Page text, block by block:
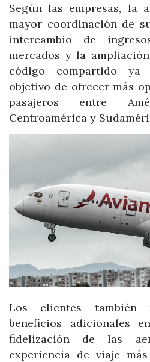
Según las empresas, la
mayor coordinación de
intercambio de
mercados y la
código compartido ya
objetivo de ofrecer más
pasajeros entre
Centroamérica y
Los clientes también
beneficios adicionales
fidelización de las
experiencia de viaje